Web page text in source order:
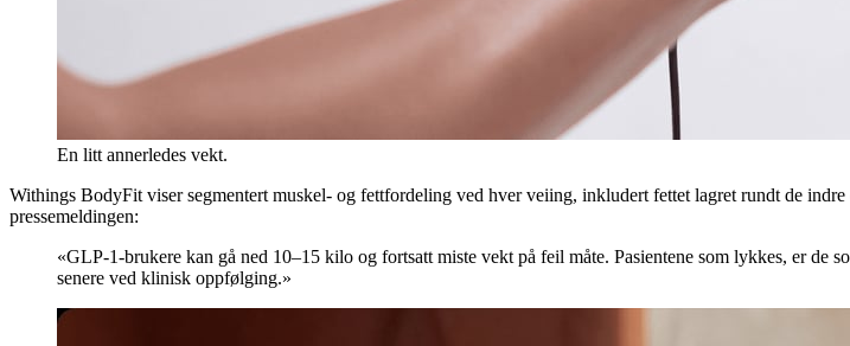
En litt annerledes vekt.
Withings BodyFit viser segmentert muskel- og fettfordeling ved hver veiing, inkludert fettet lagret rundt de
pressemeldingen:
«GLP-1-brukere kan gå ned 10–15 kilo og fortsatt miste vekt på feil måte. Pasientene som lykkes, er de
senere ved klinisk oppfølging.»